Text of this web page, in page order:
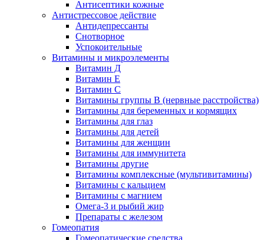
Антисептики кожные
Антистрессовое действие
Антидепрессанты
Снотворное
Успокоительные
Витамины и микроэлементы
Витамин Д
Витамин Е
Витамин С
Витамины группы В (нервные расстройства)
Витамины для беременных и кормящих
Витамины для глаз
Витамины для детей
Витамины для женщин
Витамины для иммунитета
Витамины другие
Витамины комплексные (мультивитамины)
Витамины с кальцием
Витамины с магнием
Омега-3 и рыбий жир
Препараты с железом
Гомеопатия
Гомеопатические средства